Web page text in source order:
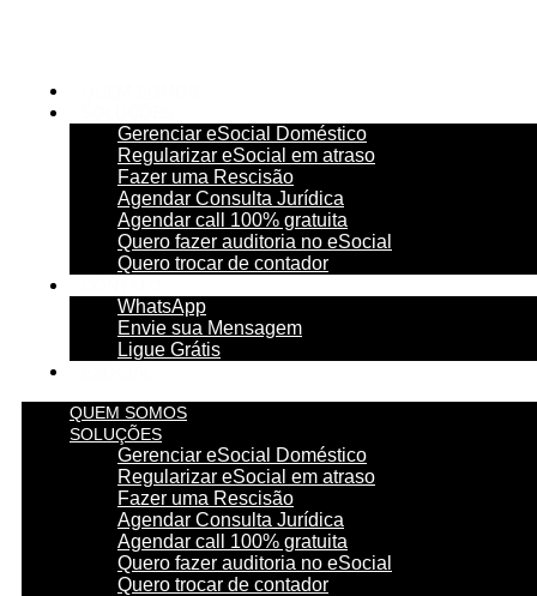
Gerenciar eSocial Doméstico
Regularizar eSocial em atraso
Fazer uma Rescisão
Agendar Consulta Jurídica
Agendar call 100% gratuita
Quero fazer auditoria no eSocial
Quero trocar de contador
WhatsApp
Envie sua Mensagem
Ligue Grátis
QUEM SOMOS
SOLUÇÕES
Gerenciar eSocial Doméstico
Regularizar eSocial em atraso
Fazer uma Rescisão
Agendar Consulta Jurídica
Agendar call 100% gratuita
Quero fazer auditoria no eSocial
Quero trocar de contador